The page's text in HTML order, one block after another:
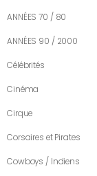
ANNÉES 70 / 80
ANNÉES 90 / 2000
Célébrités
Cinéma
Cirque
Corsaires et Pirates
Cowboys / Indiens